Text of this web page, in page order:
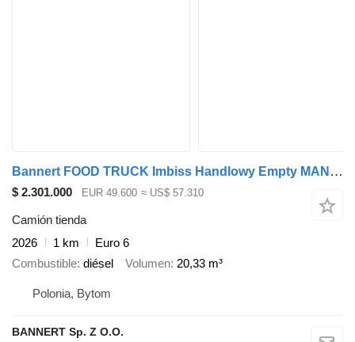
Bannert FOOD TRUCK Imbiss Handlowy Empty MAN In Stock
$ 2.301.000 EUR 49.600 ≈ US$ 57.310
Camión tienda
2026
1 km
Euro 6
Combustible diésel Volumen 20,33 m³
Polonia, Bytom
BANNERT Sp. Z O.O.